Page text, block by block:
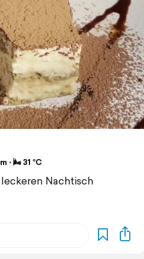
⋅ 🌬 31 °C
Nachtisch